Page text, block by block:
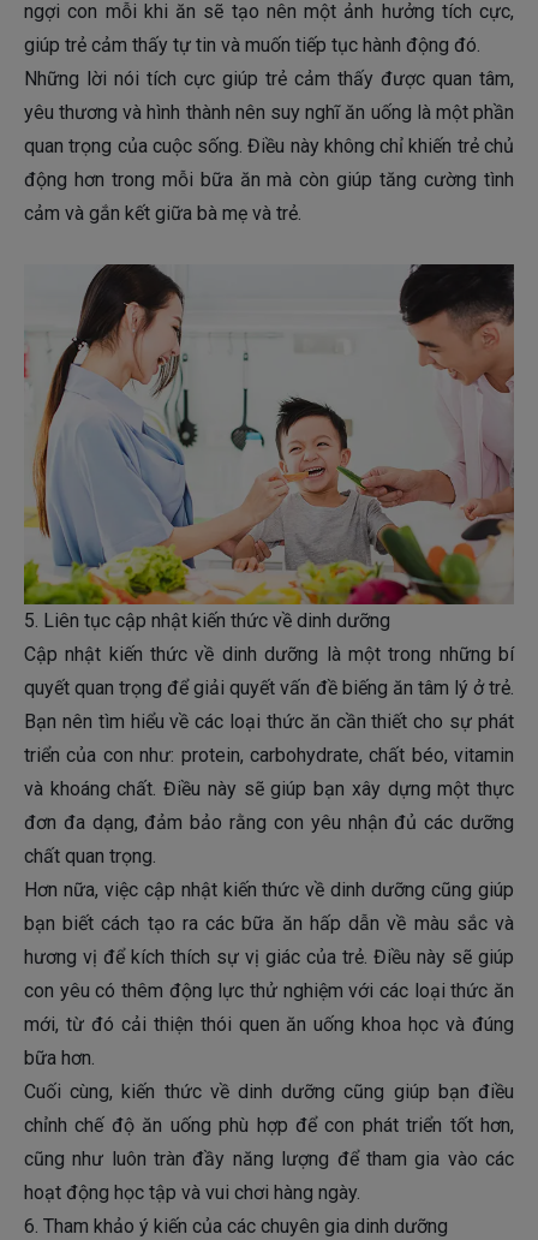
ngợi con mỗi khi ăn sẽ tạo nên một ảnh hưởng tích cực,
giúp trẻ cảm thấy tự tin và muốn tiếp tục hành động đó.
Những lời nói tích cực giúp trẻ cảm thấy được quan tâm,
yêu thương và hình thành nên suy nghĩ ăn uống là một phần
quan trọng của cuộc sống. Điều này không chỉ khiến trẻ chủ
động hơn trong mỗi bữa ăn mà còn giúp tăng cường tình
cảm và gắn kết giữa bà mẹ và trẻ.
5. Liên tục cập nhật kiến thức về dinh dưỡng
Cập nhật kiến thức về dinh dưỡng là một trong những bí
quyết quan trọng để giải quyết vấn đề biếng ăn tâm lý ở trẻ.
Bạn nên tìm hiểu về các loại thức ăn cần thiết cho sự phát
triển của con như: protein, carbohydrate, chất béo, vitamin
và khoáng chất. Điều này sẽ giúp bạn xây dựng một thực
đơn đa dạng, đảm bảo rằng con yêu nhận đủ các dưỡng
chất quan trọng.
Hơn nữa, việc cập nhật kiến thức về dinh dưỡng cũng giúp
bạn biết cách tạo ra các bữa ăn hấp dẫn về màu sắc và
hương vị để kích thích sự vị giác của trẻ. Điều này sẽ giúp
con yêu có thêm động lực thử nghiệm với các loại thức ăn
mới, từ đó cải thiện thói quen ăn uống khoa học và đúng
bữa hơn.
Cuối cùng, kiến thức về dinh dưỡng cũng giúp bạn điều
chỉnh chế độ ăn uống phù hợp để con phát triển tốt hơn,
cũng như luôn tràn đầy năng lượng để tham gia vào các
hoạt động học tập và vui chơi hàng ngày.
6. Tham khảo ý kiến của các chuyên gia dinh dưỡng